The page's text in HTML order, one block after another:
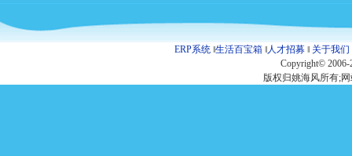
ERP系统 ‖生活百宝箱 ‖人才招募 ‖ 关于我们
Copyright© 2006-
版权归姚海风所有;